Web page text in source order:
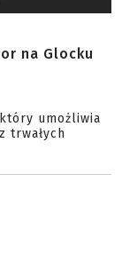
na Glocku
umożliwia
trwałych